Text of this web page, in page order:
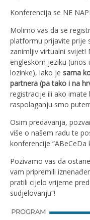
Konferencija se NE
Molimo vas da se
platformu prijavite prije
zanimljiv virtualni
engleskom jeziku (unos
lozinke), iako je sama
partnera (pa tako i na
registracije ili ako
raspolaganju smo
Osim predavanja,
više o našem radu te
konferencije “ABeCeDa
Pozivamo vas da
vam pripremili
pratili cijelo vrijeme
sudjelovanju“!